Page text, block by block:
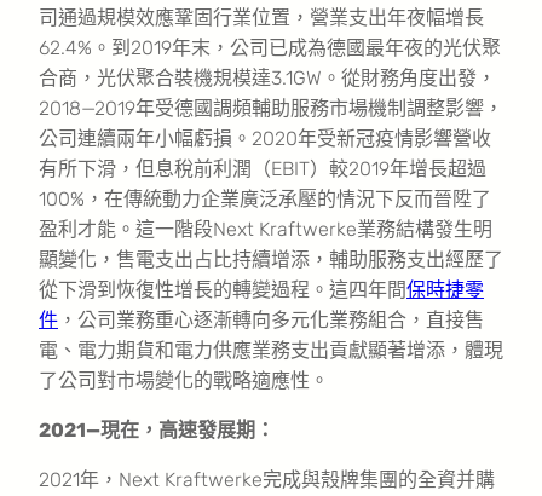
司通過規模效應鞏固行業位置，營業支出年夜幅增長
62.4%。到2019年末，公司已成為德國最年夜的光伏聚
合商，光伏聚合裝機規模達3.1GW。從財務角度出發，
2018—2019年受德國調頻輔助服務市場機制調整影響，
公司連續兩年小幅虧損。2020年受新冠疫情影響營收
有所下滑，但息稅前利潤（EBIT）較2019年增長超過
100%，在傳統動力企業廣泛承壓的情況下反而晉陞了
盈利才能。這一階段Next Kraftwerke業務結構發生明
顯變化，售電支出占比持續增添，輔助服務支出經歷了
從下滑到恢復性增長的轉變過程。這四年間保時捷零
件 ，公司業務重心逐漸轉向多元化業務組合，直接售
電、電力期貨和電力供應業務支出貢獻顯著增添，體現
了公司對市場變化的戰略適應性。
2021—現在，高速發展期：
2021年，Next Kraftwerke完成與殼牌集團的全資并購